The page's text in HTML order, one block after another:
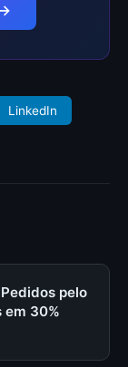
LinkedIn
pelo
em 30%